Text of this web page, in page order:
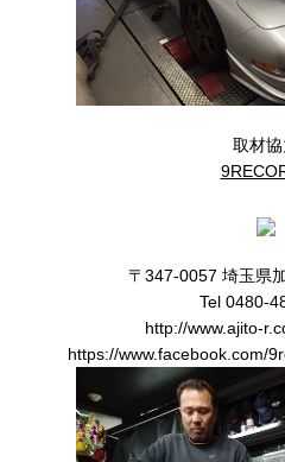
取材協
〒347-0057 埼玉県
Tel 0480-
http://www.ajito-
https://www.facebook.com/